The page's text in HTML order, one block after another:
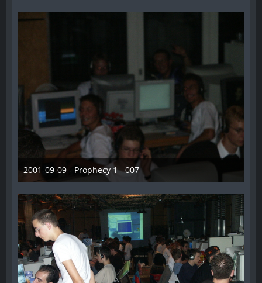
2001-09-09 - Prophecy 1 - 007
28. Dezember 2012